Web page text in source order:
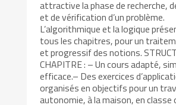
attractive la phase de recherche,
et de vérification d’un problème.
L’algorithmique et la logique
tous les chapitres, pour un
et progressif des notions.
CHAPITRE : – Un cours adapté,
efficace.– Des exercices
organisés en objectifs pour un
autonomie, à la maison, en classe